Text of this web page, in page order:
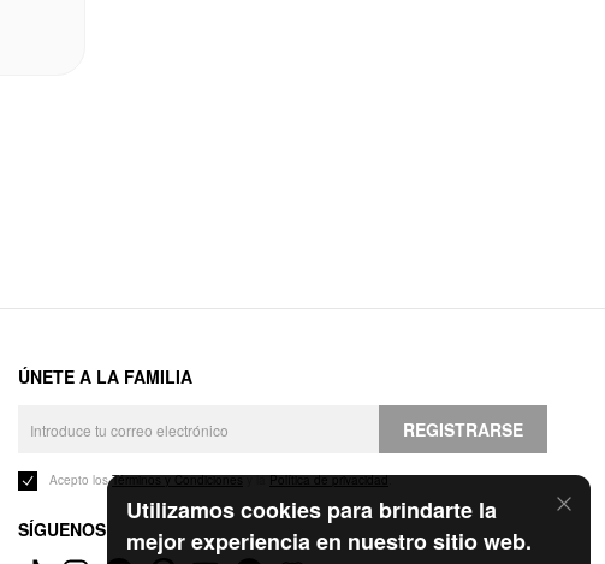
Utilizamos cookies para brindarte la
mejor experiencia en nuestro sitio web.
ÚNETE A LA FAMILIA
REGISTRARSE
Acepto losTérminos y Condicionesy laPolítica de privacidad.
SÍGUENOS